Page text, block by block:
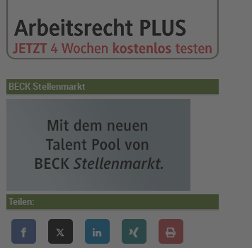
BECK Stellenmarkt
Teilen: